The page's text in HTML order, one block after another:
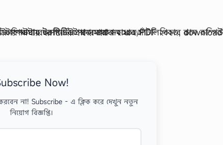
Now!
না! Subscribe - এ ক্লিক করে দেখুন নতুন
নিয়োগ বিজ্ঞপ্তি।